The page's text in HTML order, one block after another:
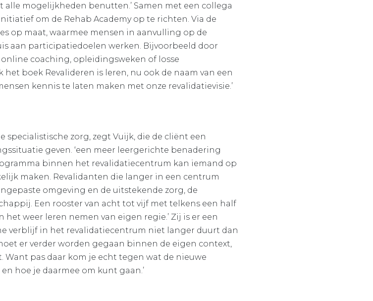
mogelijkheden benutten.’ Samen met een collega
om de Rehab Academy op te richten. Via de
op maat, waarmee mensen in aanvulling op de
aan participatiedoelen werken. Bijvoorbeeld door
coaching, opleidingsweken of losse
het boek Revalideren is leren, nu ook de naam van een
kennis te laten maken met onze revalidatievisie.’
zorg, zegt Vuijk, die de cliënt een
geven. ‘een meer leergerichte benadering
binnen het revalidatiecentrum kan iemand op
maken. Revalidanten die langer in een centrum
omgeving en de uitstekende zorg, de
Een rooster van acht tot vijf met telkens een half
weer leren nemen van eigen regie.’ Zij is er een
verblijf in het revalidatiecentrum niet langer duurt dan
er verder worden gegaan binnen de eigen context,
Want pas daar kom je echt tegen wat de nieuwe
hoe je daarmee om kunt gaan.’